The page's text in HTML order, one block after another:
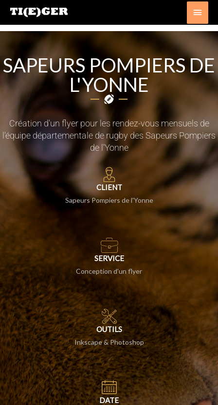
contenu
SAPEURS POMPIERS DE
L'YONNE
Création d'un flyer pour les rendez-vous mensuels de
l'équipe départementale de rugby des Sapeurs Pompiers
de l'Yonne
CLIENT
Sapeurs Pompiers de l'Yonne
SERVICE
Conception d'un flyer
OUTILS
Inkscape & Photoshop
DATE